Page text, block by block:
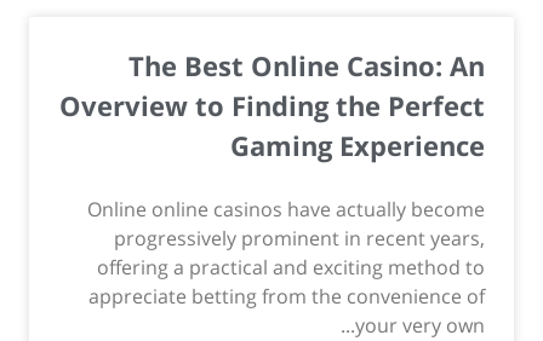
The Best Online Casino: An
Overview to Finding the Perfect
Gaming Experience
Online online casinos have actually become
progressively prominent in recent years,
offering a practical and exciting method to
appreciate betting from the convenience of
your very own...